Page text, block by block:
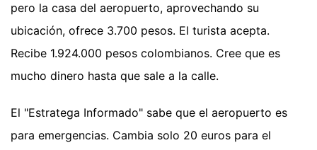
pero la casa del aeropuerto, aprovechando su
ubicación, ofrece 3.700 pesos. El turista acepta.
Recibe 1.924.000 pesos colombianos. Cree que es
mucho dinero hasta que sale a la calle.
El "Estratega Informado" sabe que el aeropuerto es
para emergencias. Cambia solo 20 euros para el